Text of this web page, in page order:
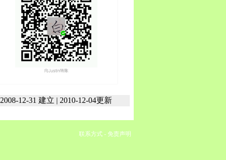
2008-12-31 建立 | 2010-12-04更新
联系方式 - 免责声明